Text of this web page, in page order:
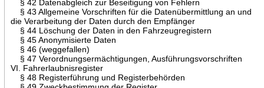
§ 42 Datenabgleich zur Beseitigung von Fehlern
§ 43 Allgemeine Vorschriften für die Datenübermittlung an und
die Verarbeitung der Daten durch den Empfänger
§ 44 Löschung der Daten in den Fahrzeugregistern
§ 45 Anonymisierte Daten
§ 46 (weggefallen)
§ 47 Verordnungsermächtigungen, Ausführungsvorschriften
VI. Fahrerlaubnisregister
§ 48 Registerführung und Registerbehörden